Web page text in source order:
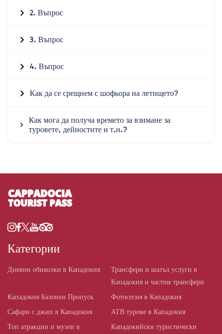
2. Въпрос
3. Въпрос
4. Въпрос
Как да се срещнем с шофьора на летището?
Как мога да получа времето за взимане за
туровете, дейностите и т.н.?
Категории
Дневни обиколки в Кападокия
Трансфери и шатъл услуги в
Кападокия и частни трансфери
Кападокия Балонен Пропуск
Фотосесия в Кападокия
Сафари с джип в Кападокия
АТВ турове в Кападокия
Топ атракции и музеи в
Кападокийски туристически